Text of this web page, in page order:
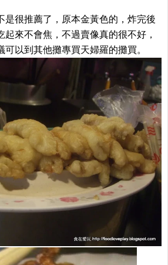
很推薦了，原本金黃色的，炸完後
來不會焦，不過賣像真的很不好，
以到其他攤專買天婦羅的攤買。